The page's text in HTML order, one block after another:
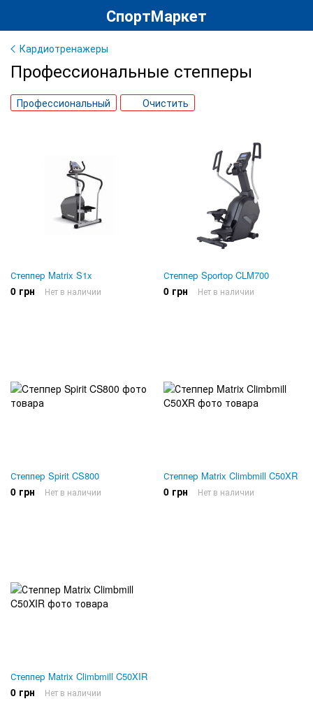
СпортМаркет
Кардиотренажеры
Профессиональные степперы
Профессиональный Очистить
Степпер Matrix S1x
0 грн Нет в наличии
Степпер Sportop CLM700
0 грн Нет в наличии
Степпер Spirit CS800
0 грн Нет в наличии
Степпер Matrix Climbmill C50XR
0 грн Нет в наличии
Степпер Matrix Climbmill C50XIR
0 грн Нет в наличии